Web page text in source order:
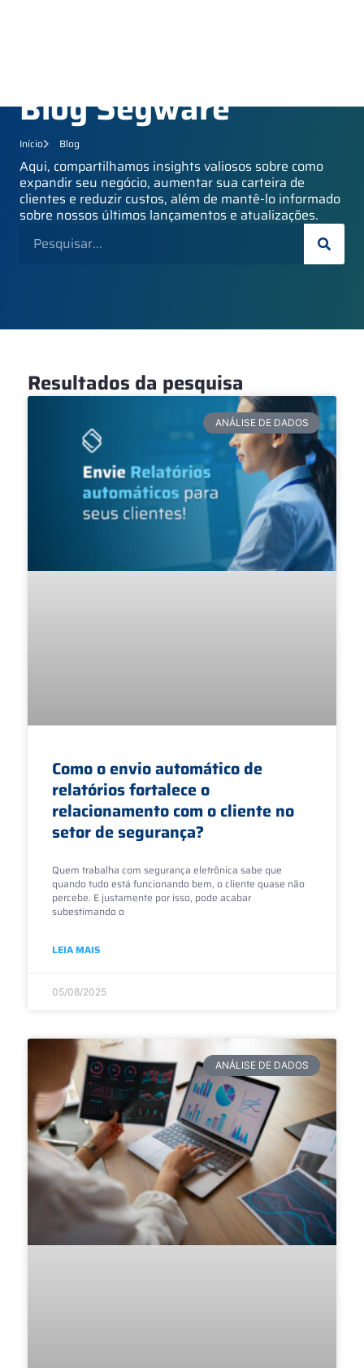
Blog Segware
Início Blog
Aqui, compartilhamos insights valiosos sobre como
expandir seu negócio, aumentar sua carteira de
clientes e reduzir custos, além de mantê-lo informado
sobre nossos últimos lançamentos e atualizações.
Resultados da pesquisa
ANÁLISE DE DADOS
Como o envio automático de
relatórios fortalece o
relacionamento com o cliente no
setor de segurança?
Quem trabalha com segurança eletrônica sabe que
quando tudo está funcionando bem, o cliente quase não
percebe. E justamente por isso, pode acabar
subestimando o
LEIA MAIS
05/08/2025
ANÁLISE DE DADOS